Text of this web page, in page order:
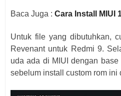
Baca Juga : Cara Install MIUI
Untuk file yang dibutuhkan,
Revenant untuk Redmi 9.
uda ada di MIUI dengan
sebelum install custom rom ini